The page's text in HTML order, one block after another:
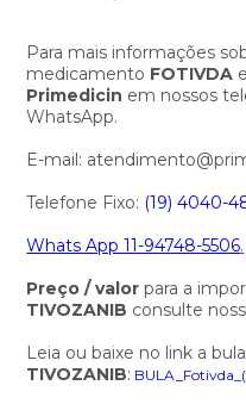
Para mais informações
medicamento FOTIVDA
Primedicin em nossos
WhatsApp.
E-mail:
Telefone Fixo: (19) 4040-
Whats App 11-94748-5506.
Preço / valor para a
TIVOZANIB consulte
Leia ou baixe no link a
TIVOZANIB: